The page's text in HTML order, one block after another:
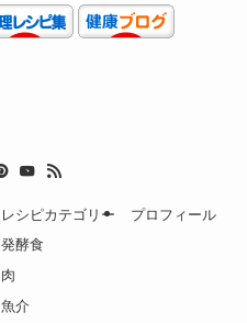
レシピカテゴリー
発酵食
肉
魚介
プロフィール